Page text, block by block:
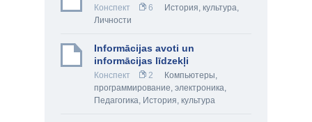
Конспект 6 История, культура,
Личности
Informācijas avoti un
informācijas līdzekļi
Конспект 2
Компьютеры,
программирование, электроника,
Педагогика, История, культура